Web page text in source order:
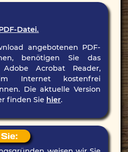
Datei.
angebotenen PDF-
benötigen Sie das
Adobe Acrobat Reader,
Internet kostenfrei
Die aktuelle Version
finden Sie hier.